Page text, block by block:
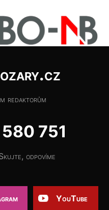
redaktorům
751
odpovíme
YouTube